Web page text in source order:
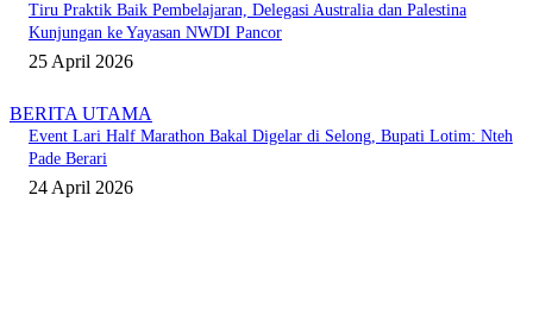
Tiru Praktik Baik Pembelajaran, Delegasi Australia dan Palestina
Kunjungan ke Yayasan NWDI Pancor
25 April 2026
BERITA UTAMA
Event Lari Half Marathon Bakal Digelar di Selong, Bupati Lotim: Nteh
Pade Berari
24 April 2026